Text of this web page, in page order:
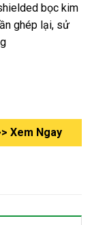
bọc kim
ghép lại, sử
Xem Ngay